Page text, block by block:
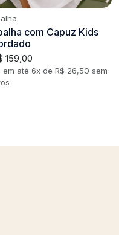
com Capuz Kids
159,00
em até 6x de R$ 26,50 sem